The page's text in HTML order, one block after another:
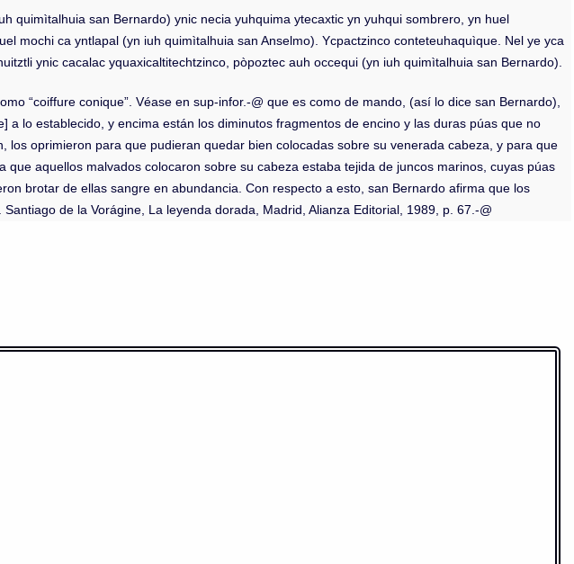
quimìtalhuia san Bernardo) ynic necia yuhquima ytecaxtic yn yuhqui sombrero, yn huel
mochi ca yntlapal (yn iuh quimìtalhuia san Anselmo). Ycpactzinco conteteuhaquìque. Nel ye yca
ynic cacalac yquaxicaltitechtzinco, pòpoztec auh occequi (yn iuh quimìtalhuia san Bernardo).
“coiffure conique”. Véase en sup-infor.-@ que es como de mando, (así lo dice san Bernardo),
lo establecido, y encima están los diminutos fragmentos de encino y las duras púas que no
oprimieron para que pudieran quedar bien colocadas sobre su venerada cabeza, y para que
aquellos malvados colocaron sobre su cabeza estaba tejida de juncos marinos, cuyas púas
brotar de ellas sangre en abundancia. Con respecto a esto, san Bernardo afirma que los
de la Vorágine, La leyenda dorada, Madrid, Alianza Editorial, 1989, p. 67.-@